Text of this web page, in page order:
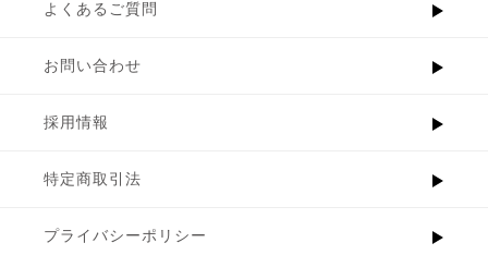
よくあるご質問
お問い合わせ
採用情報
特定商取引法
プライバシーポリシー